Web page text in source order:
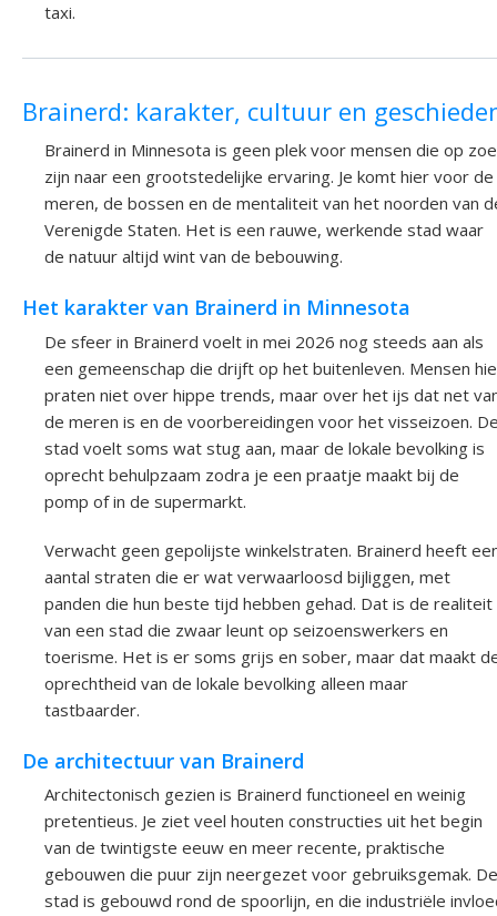
taxi.
Brainerd: karakter, cultuur en
Brainerd in Minnesota is geen plek voor mensen die op
zijn naar een grootstedelijke ervaring. Je komt hier voor de
meren, de bossen en de mentaliteit van het noorden van
Verenigde Staten. Het is een rauwe, werkende stad waar
de natuur altijd wint van de bebouwing.
Het karakter van Brainerd in Minnesota
De sfeer in Brainerd voelt in mei 2026 nog steeds aan als
een gemeenschap die drijft op het buitenleven. Mensen
praten niet over hippe trends, maar over het ijs dat net
de meren is en de voorbereidingen voor het visseizoen.
stad voelt soms wat stug aan, maar de lokale bevolking is
oprecht behulpzaam zodra je een praatje maakt bij de
pomp of in de supermarkt.
Verwacht geen gepolijste winkelstraten. Brainerd heeft
aantal straten die er wat verwaarloosd bijliggen, met
panden die hun beste tijd hebben gehad. Dat is de realiteit
van een stad die zwaar leunt op seizoenswerkers en
toerisme. Het is er soms grijs en sober, maar dat maakt
oprechtheid van de lokale bevolking alleen maar
tastbaarder.
De architectuur van Brainerd
Architectonisch gezien is Brainerd functioneel en weinig
pretentieus. Je ziet veel houten constructies uit het begin
van de twintigste eeuw en meer recente, praktische
gebouwen die puur zijn neergezet voor gebruiksgemak. De
stad is gebouwd rond de spoorlijn, en die industriële